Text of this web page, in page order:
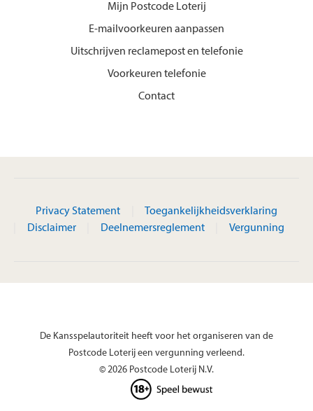
Mijn Postcode Loterij
E-mailvoorkeuren aanpassen
Uitschrijven reclamepost en telefonie
Voorkeuren telefonie
Contact
Privacy Statement
Toegankelijkheidsverklaring
Disclaimer
Deelnemersreglement Vergunning
De Kansspelautoriteit heeft voor het organiseren van de
Postcode Loterij een vergunning verleend.
© 2026 Postcode Loterij N.V.